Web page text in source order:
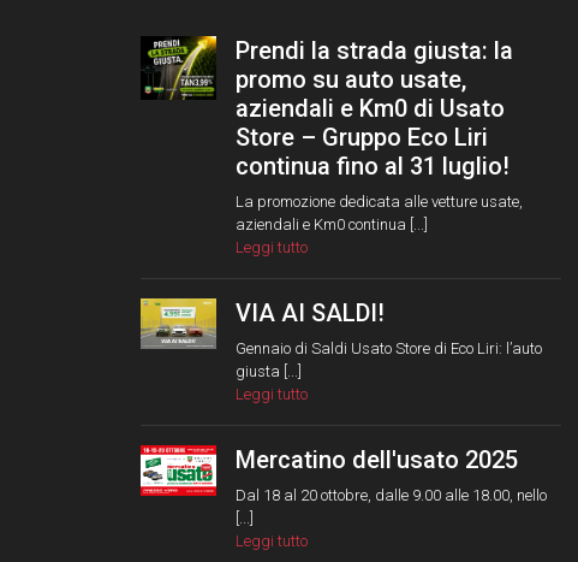
Prendi la strada giusta: la
promo su auto usate,
aziendali e Km0 di Usato
Store – Gruppo Eco Liri
continua fino al 31 luglio!
La promozione dedicata alle vetture usate,
aziendali e Km0 continua [...]
Leggi tutto
VIA AI SALDI!
Gennaio di Saldi Usato Store di Eco Liri: l’auto
giusta [...]
Leggi tutto
Mercatino dell'usato 2025
Dal 18 al 20 ottobre, dalle 9.00 alle 18.00, nello
[...]
Leggi tutto